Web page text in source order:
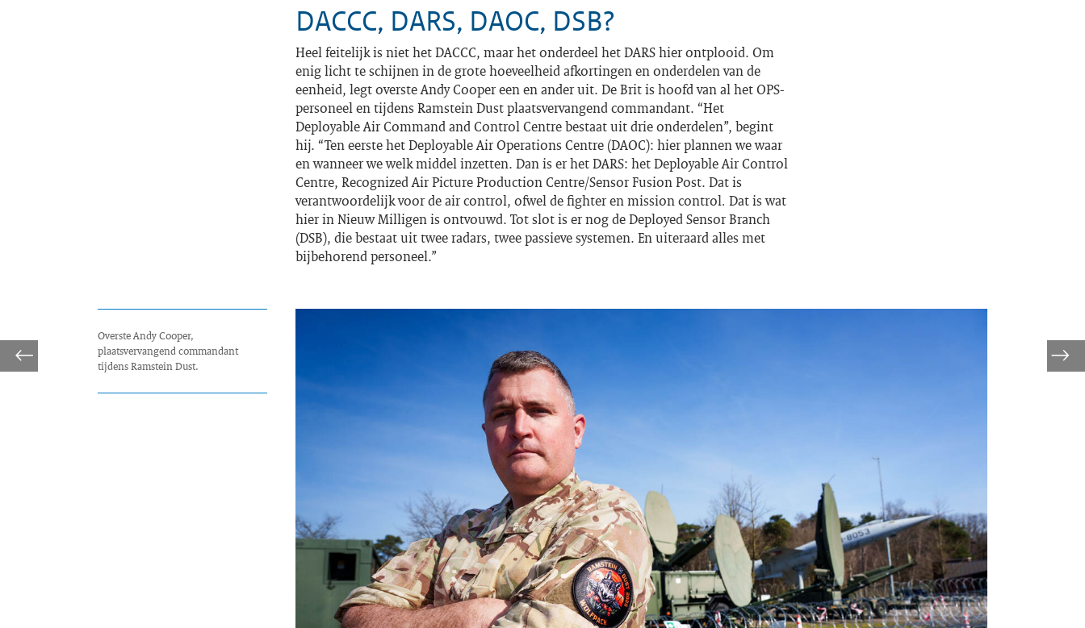
DACCC, DARS, DAOC, DSB?
Heel feitelijk is niet het DACCC, maar het onderdeel het DARS hier ontplooid. Om
enig licht te schijnen in de grote hoeveelheid afkortingen en onderdelen van de
eenheid, legt overste Andy Cooper een en ander uit. De Brit is hoofd van al het OPS-
personeel en tijdens Ramstein Dust plaatsvervangend commandant. “Het
Deployable Air Command and Control Centrebestaat uit drie onderdelen”, begint
hij. “Ten eerste hetDeployable Air Operations Centre (DAOC): hier plannen we waar
en wanneer we welk middel inzetten. Dan is er het DARS: hetDeployable Air Control
Centre, Recognized Air Picture Production Centre/Sensor Fusion Post. Dat is
verantwoordelijk voor deair control, ofwel defighterenmission control. Dat is wat
hier in Nieuw Milligen is ontvouwd. Tot slot is er nog deDeployed Sensor Branch
(DSB), die bestaat uit twee radars, twee passieve systemen. En uiteraard alles met
bijbehorend personeel.”
Overste Andy Cooper,
plaatsvervangend commandant
tijdens Ramstein Dust.